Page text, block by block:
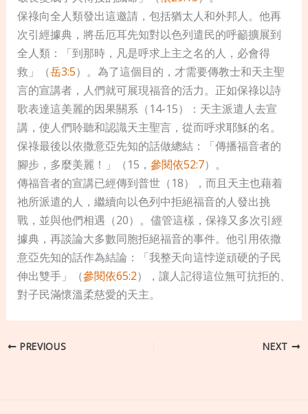
保祿向全人類發出這邀請，包括猶太人和外邦人。他再
次引經據典，將岳厄耳先知對以色列遣民的呼籲擴展到
全人類：「到那時，凡是呼求上主之名的人，必會得
救」（岳3:5）。為了這個目的，才需要傳教士和天主聖
言的宣講者，人們就可展現福音的活力。正如保祿以詩
歌表達這美麗的因果關系（14-15）：天主派遣人去宣
講，使人們聆聽和認識天主聖言，從而呼求耶穌的名。
保祿最後以依撒意亞先知的話做總結：「傳播福音者的
腳步，多麼美麗！」（15， 參閱依52:7）。
傳福音者的宣講已經傳到普世（18），而且天主也藉着
祂所派遣的人，繼續向以色列中拒絕福音的人發出挑
戰，並與他們相遇（20）。儘管這樣，保祿又多次引經
據典，再談論大多數同胞拒絕福音的事件。他引用依撒
意亞先知的話作為結論：「我整天向這悖逆頑硬的子民
伸出雙手」（參閱依65:2），讓人記得這位無可抗拒的、
對子民滿懷溫柔慈愛的天主。
PREVIOUS NEXT